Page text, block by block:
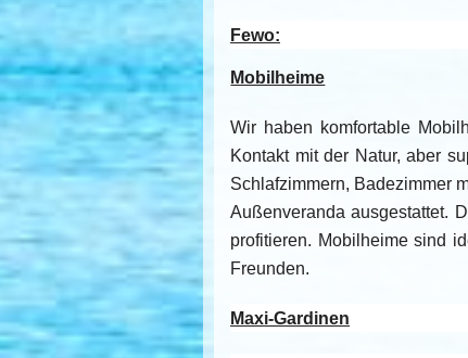
Fewo:
Mobilheime
Wir haben komfortable
Kontakt mit der Natur, aber
Schlafzimmern, Badezimmer
Außenveranda ausgestattet.
profitieren. Mobilheime sind
Freunden.
Maxi-Gardinen